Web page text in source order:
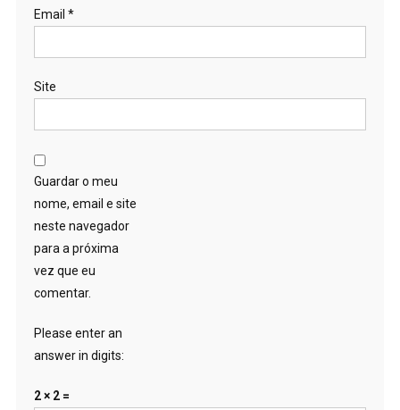
Email *
Site
Guardar o meu
nome, email e site
neste navegador
para a próxima
vez que eu
comentar.
Please enter an
answer in digits:
2 × 2 =